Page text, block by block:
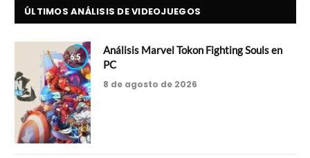
ÚLTIMOS ANÁLISIS DE VIDEOJUEGOS
6.5
Análisis Marvel Tokon Fighting Souls en
PC
8 de agosto de 2026